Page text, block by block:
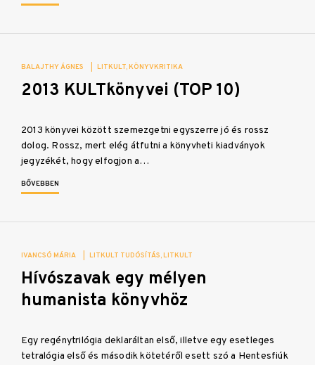
BALAJTHY ÁGNES LITKULT KÖNYVKRITIKA
2013 KULTkönyvei (TOP 10)
2013 könyvei között szemezgetni egyszerre jó és rossz
dolog. Rossz, mert elég átfutni a könyvheti kiadványok
jegyzékét, hogy elfogjon a…
BŐVEBBEN
IVANCSÓ MÁRIA LITKULT TUDÓSÍTÁS LITKULT
Hívószavak egy mélyen
humanista könyvhöz
Egy regénytrilógia deklaráltan első, illetve egy esetleges
tetralógia első és második kötetéről esett szó a Hentesfiúk